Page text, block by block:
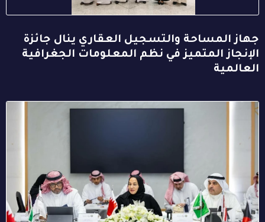
جهاز المساحة والتسجيل العقاري ينال جائزة
الإنجاز المتميز في نظم المعلومات الجغرافية
العالمية